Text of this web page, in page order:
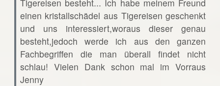
Tigereisen besteht... Ich habe meinem Freund
einen kristallschädel aus Tigereisen geschenkt
und uns interessiert,woraus dieser genau
besteht,jedoch werde ich aus den ganzen
Fachbegriffen die man überall findet nicht
schlau! Vielen Dank schon mal im Vorraus
Jenny